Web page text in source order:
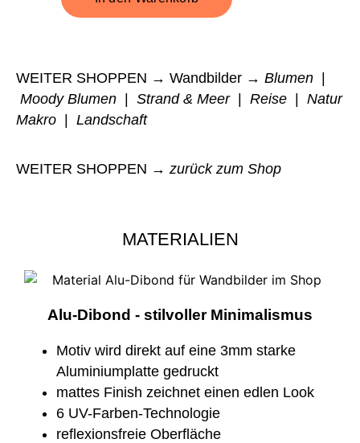
WEITER SHOPPEN → Wandbilder → Blumen
Moody Blumen
Strand & Meer| Reise
Natur
Makro
Landschaft
WEITER SHOPPEN → zurück zum Shop
MATERIALIEN
Alu-Dibond - stilvoller Minimalismus
Motiv wird direkt auf eine 3mm starke
Aluminiumplatte gedruckt
mattes Finish zeichnet einen edlen Look
6 UV-Farben-Technologie
reflexionsfreie Oberfläche